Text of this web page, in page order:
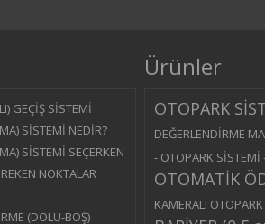
GEÇİŞ SİSTEMİ
SİSTEMİ NEDİR?
SİSTEMİ SEÇERKEN
NOKTALAR
(DOLU-BOŞ)
Ürünler
OTOPARK
DEĞERLENDİRME
- OTOPARK SİSTEMİ
OTOMATİK
KAMERALI